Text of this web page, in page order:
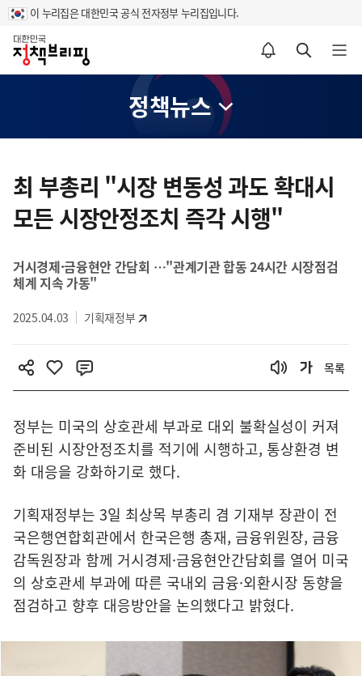
이 누리집은 대한민국 공식 전자정부 누리집입니다.
홈
알림설정 바로가기 검색 바로가기 메뉴 열기
정책뉴스
텐
츠
영
최 부총리 "시장 변동성 과도 확대시
모든 시장안정조치 즉각 시행"
거시경제·금융현안 간담회 …"관계기관 합동 24시간 시장점검
체계 지속 가동"
2025.04.03 기획재정부
목록
정부는 미국의 상호관세 부과로 대외 불확실성이 커져
준비된 시장안정조치를 적기에 시행하고, 통상환경 변
화 대응을 강화하기로 했다.
기획재정부는 3일 최상목 부총리 겸 기재부 장관이 전
국은행연합회관에서 한국은행 총재, 금융위원장, 금융
감독원장과 함께 거시경제·금융현안간담회를 열어 미국
의 상호관세 부과에 따른 국내외 금융·외환시장 동향을
점검하고 향후 대응방안을 논의했다고 밝혔다.